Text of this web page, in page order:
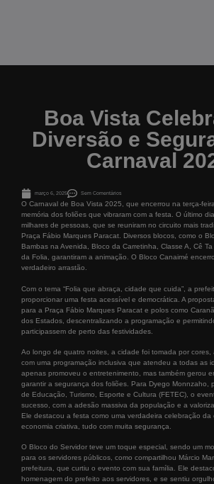
Boa Vista
Diversão e
Carnaval
março 6, 2025 Sem Comentários
O Carnaval de Boa Vista 2025, que encerrou na terça-
memória dos foliões que vibraram com a festa. O último
milhares de pessoas, que se reuniram no circuito mais
Praça Fábio Marques Paracat. Diversos blocos, como o
Bambas na Avenida, Bloco da Carretinha, Classe A, Cê
da Folia, garantiram a animação. O Bloco Canaimé
verdadeiro arrastão.
Com o tema “Folia que abraça, cidade que cuida”, a
proporcionar uma festa acessível e democrática. A
para a Praça Fábio Marques Paracat e polos como
dos Estados, descentralizando a programação e
participassem de perto das festividades.
Ao longo de quatro noites, a cidade foi tomada por cores,
com uma programação inclusiva que atendeu a todas as
apenas promoveu o entretenimento, mas também gerou
garantir a segurança dos foliões. Para Dyego Monnzaho,
de Educação, Turismo, Esporte e Cultura (FETEC), o
sucesso, com a adesão massiva da população e a
Ele destacou a festa como uma verdadeira celebração da
economia criativa, tudo com muita segurança.
O Bloco do Servidor teve um toque especial, sendo um
para os servidores públicos, como compartilhou Márcio
prefeitura, que curtiu o evento com sua família. Ele
homenagem do prefeito aos servidores, e se sentiu